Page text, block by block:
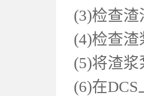
(3)检查渣
(4)检查渣
(5)将渣浆
(6)在DCS